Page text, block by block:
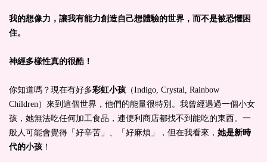
我的想像力，讓我有能力創造自己想體驗的世界，而不是被恐懼困
住。
神經多樣性真的很酷！
你知道嗎？現在有好多彩虹小孩 （Indigo, Crystal, Rainbow
Children）來到這個世界，他們的能量很特別。我曾經遇過一個小女
孩，她無法吃任何加工食品，連便利商店都找不到能吃的東西。一
般人可能會覺得「好辛苦」、「好麻煩」，但在我看來， 她是新時
代的小孩 ！